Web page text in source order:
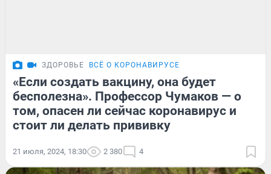
ЗДОРОВЬЕ ВСЁ О КОРОНАВИРУСЕ
«Если создать вакцину, она будет
бесполезна». Профессор Чумаков — о
том, опасен ли сейчас коронавирус и
стоит ли делать прививку
21 июля, 2024, 18:30 2 380 4